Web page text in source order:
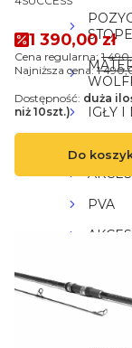
IGŁY I
PVA
Cena
1 390,00 zł
Cena regularna: 1
Najniższa cena: 1
Do
Dostępność: duża
niż 10szt.)